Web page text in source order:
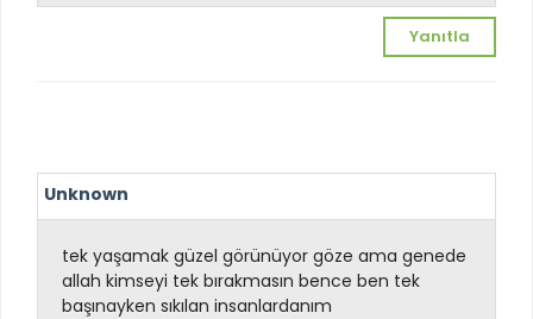
Yanıtla
Unknown
tek yaşamak güzel görünüyor göze ama genede
allah kimseyi tek bırakmasın bence ben tek
başınayken sıkılan insanlardanım